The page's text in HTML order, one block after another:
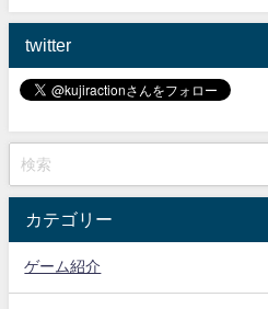
twitter
カテゴリー
ゲーム紹介